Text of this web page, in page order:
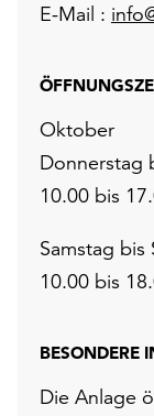
E-Mail :
Oktober
Donnerstag
10.00 bis
Samstag bis
10.00 bis
BESONDERE
Die Anlage